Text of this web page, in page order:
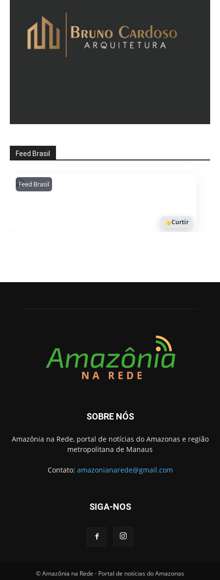
Feed Brasil
Feed BrasilAmazonianarede
1053
Curtir
SOBRE NÓS
Amazônia na Rede, portal de notícias do Amazonas e região
metropolitana de Manaus
Contato: amazonianarede@gmail.com
SIGA-NOS
© Amazônia na Rede - Portal de notícias do Amazonas